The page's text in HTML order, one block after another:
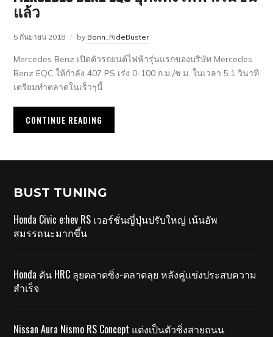
แล้ว
5 กันยายน 2018 by Bonn_RideBuster
Mercedes Benz เปิดตัวรถยนต์ไฟฟ้ารุ่นแรกของบริษัท Mercedes
Benz EQC ให้กำลัง 407 PS เร่ง 0-100 ก.ม./ช.ม. ในเวลา 5.1 วินาที
เตรียมทำตลาดในเร็วๆนี้
CONTINUE READING
BUST TUNING
Honda Civic e:hev RS เวอร์ชั่นญี่ปุ่นปรับใหญ่ เน้นอัพ
สมรรถนะมากขึ้น
Honda ดัน HRC ลุยตลาดซิ่ง-ตลาดลุย หลังคู่แข่งประสบความ
สำเร็จ
Nissan Aura Nismo RS Concept แต่งเป็นตัวซิ่งสายถนน